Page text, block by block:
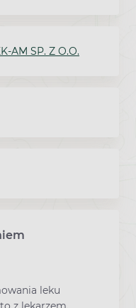
AM SP. Z O.O.
leku